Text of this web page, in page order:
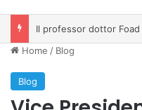
Home / Blog
Blog